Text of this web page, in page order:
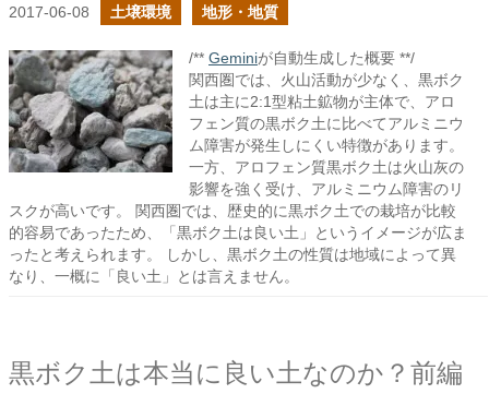
2017-06-08 土壌環境 地形・地質
/** Geminiが自動生成した概要 **/
関西圏では、火山活動が少なく、黒ボク
土は主に2:1型粘土鉱物が主体で、アロ
フェン質の黒ボク土に比べてアルミニウ
ム障害が発生しにくい特徴があります。
一方、アロフェン質黒ボク土は火山灰の
影響を強く受け、アルミニウム障害のリ
スクが高いです。 関西圏では、歴史的に黒ボク土での栽培が比較
的容易であったため、「黒ボク土は良い土」というイメージが広ま
ったと考えられます。 しかし、黒ボク土の性質は地域によって異
なり、一概に「良い土」とは言えません。
黒ボク土は本当に良い土なのか？前編